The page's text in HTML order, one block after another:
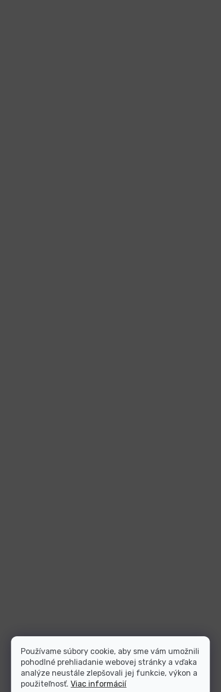
Používame súbory cookie, aby sme vám umožnili
pohodlné prehliadanie webovej stránky a vďaka
analýze neustále zlepšovali jej funkcie, výkon a
použiteľnosť.Viac informácií